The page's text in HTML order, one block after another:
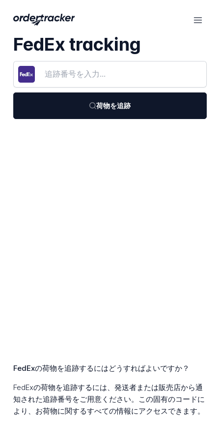
FedEx tracking
荷物を追跡
FedExの荷物を追跡するにはどうすればよいですか？
FedExの荷物を追跡するには、発送者または販売店から通
知された追跡番号をご用意ください。この固有のコードに
より、お荷物に関するすべての情報にアクセスできます。